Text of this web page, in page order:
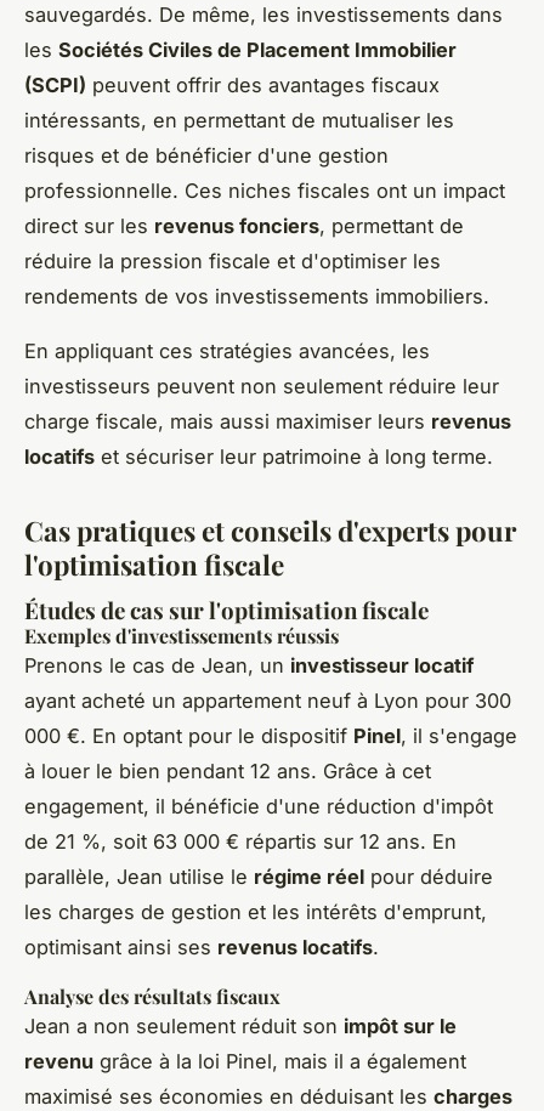
sauvegardés. De même, les investissements dans
les Sociétés Civiles de Placement Immobilier
(SCPI) peuvent offrir des avantages fiscaux
intéressants, en permettant de mutualiser les
risques et de bénéficier d'une gestion
professionnelle. Ces niches fiscales ont un impact
direct sur les revenus fonciers, permettant de
réduire la pression fiscale et d'optimiser les
rendements de vos investissements immobiliers.
En appliquant ces stratégies avancées, les
investisseurs peuvent non seulement réduire leur
charge fiscale, mais aussi maximiser leurs revenus
locatifs et sécuriser leur patrimoine à long terme.
Cas pratiques et conseils d'experts pour
l'optimisation fiscale
Études de cas sur l'optimisation fiscale
Exemples d'investissements réussis
Prenons le cas de Jean, un investisseur locatif
ayant acheté un appartement neuf à Lyon pour 300
000 €. En optant pour le dispositif Pinel, il s'engage
à louer le bien pendant 12 ans. Grâce à cet
engagement, il bénéficie d'une réduction d'impôt
de 21 %, soit 63 000 € répartis sur 12 ans. En
parallèle, Jean utilise le régime réel pour déduire
les charges de gestion et les intérêts d'emprunt,
optimisant ainsi ses revenus locatifs.
Analyse des résultats fiscaux
Jean a non seulement réduit son impôt sur le
revenu grâce à la loi Pinel, mais il a également
maximisé ses économies en déduisant les charges